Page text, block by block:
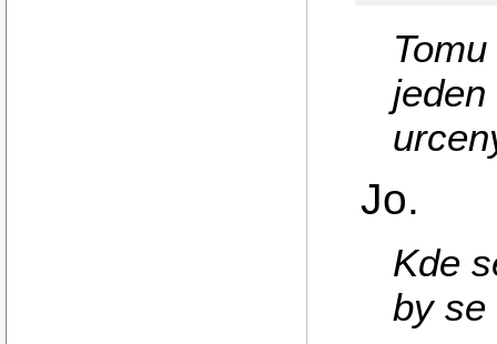
jeden
Jo.
Kde
by se